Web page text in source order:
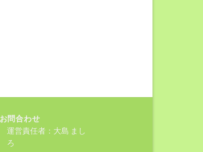
お問合わせ
運営責任者：大島 まし
ろ